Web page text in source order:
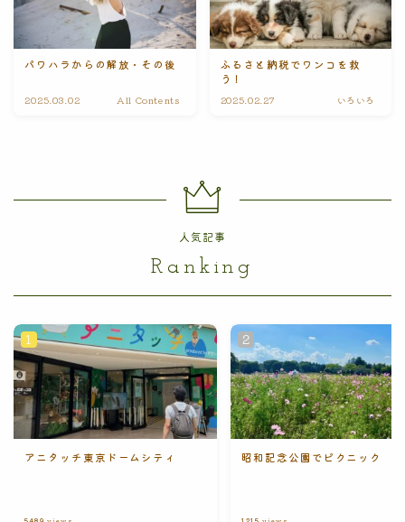
パワハラからの解放・その後
2025.03.02 All Contents
ふるさと納税でワンコを救
う！
2025.02.27 いろいろ
人気記事
Ranking
アニタッチ東京ドームシティ 昭和記念公園でピクニック